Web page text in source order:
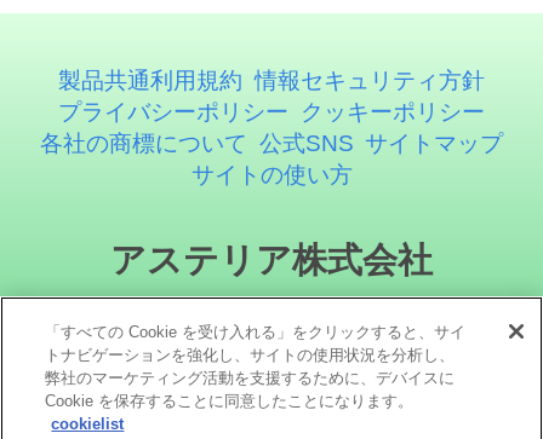
製品共通利用規約 情報セキュリティ方針
プライバシーポリシー
クッキーポリシー
各社の商標について 公式SNS サイトマップ
サイトの使い方
アステリア株式会社
「すべての Cookie を受け入れる」をクリックすると、サイ
トナビゲーションを強化し、サイトの使用状況を分析し、
弊社のマーケティング活動を支援するために、デバイスに
Cookie を保存することに同意したことになります。
cookielist